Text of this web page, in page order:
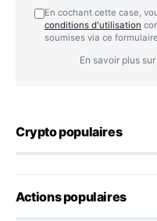
En cochant cette case,
conditions d'utilisation
soumises via ce
En savoir plus
Crypto populaires
Actions populaires